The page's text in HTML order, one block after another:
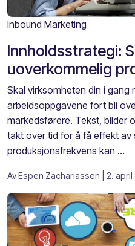
Inbound Marketing
Innholdsstrategi:
uoverkommelig
Skal virksomheten din i gang
arbeidsoppgavene fort bli
markedsførere. Tekst, bilder
takt over tid for å få effekt av
produksjonsfrekvens kan ...
AvEspen Zachariassen | 2. april